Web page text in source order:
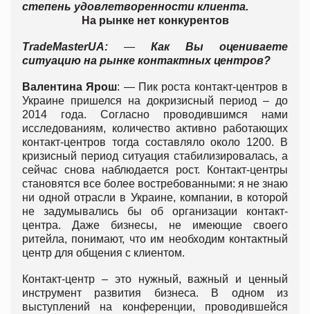
степень удовлетворенности клиента.
На рынке нет конкурентов
TradeMasterUA: — Как Вы оцениваете
ситуацию на рынке контактных центров?
Валентина Ярош: — Пик роста контакт-центров в
Украине пришелся на докризисный период – до
2014 года. Согласно проводившимся нами
исследованиям, количество активно работающих
контакт-центров тогда составляло около 1200. В
кризисный период ситуация стабилизировалась, а
сейчас снова наблюдается рост. Контакт-центры
становятся все более востребованными: я не знаю
ни одной отрасли в Украине, компании, в которой
не задумывались бы об организации контакт-
центра. Даже бизнесы, не имеющие своего
ритейла, понимают, что им необходим контактный
центр для общения с клиентом.
Контакт-центр – это нужный, важный и ценный
инструмент развития бизнеса. В одном из
выступлений на конференции, проводившейся